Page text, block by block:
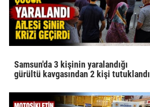
Samsun'da 3 kişinin yaralandığı
gürültü kavgasından 2 kişi tutuklandı